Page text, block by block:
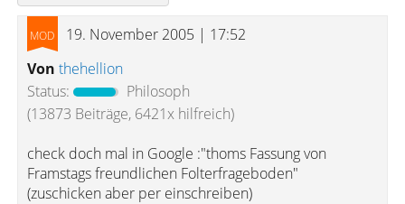
19. November 2005 | 17:52
Von thehellion
Status:
Philosoph
(13873 Beiträge, 6421x hilfreich)
check doch mal in Google :"thoms Fassung von
Framstags freundlichen Folterfrageboden"
(zuschicken aber per einschreiben)